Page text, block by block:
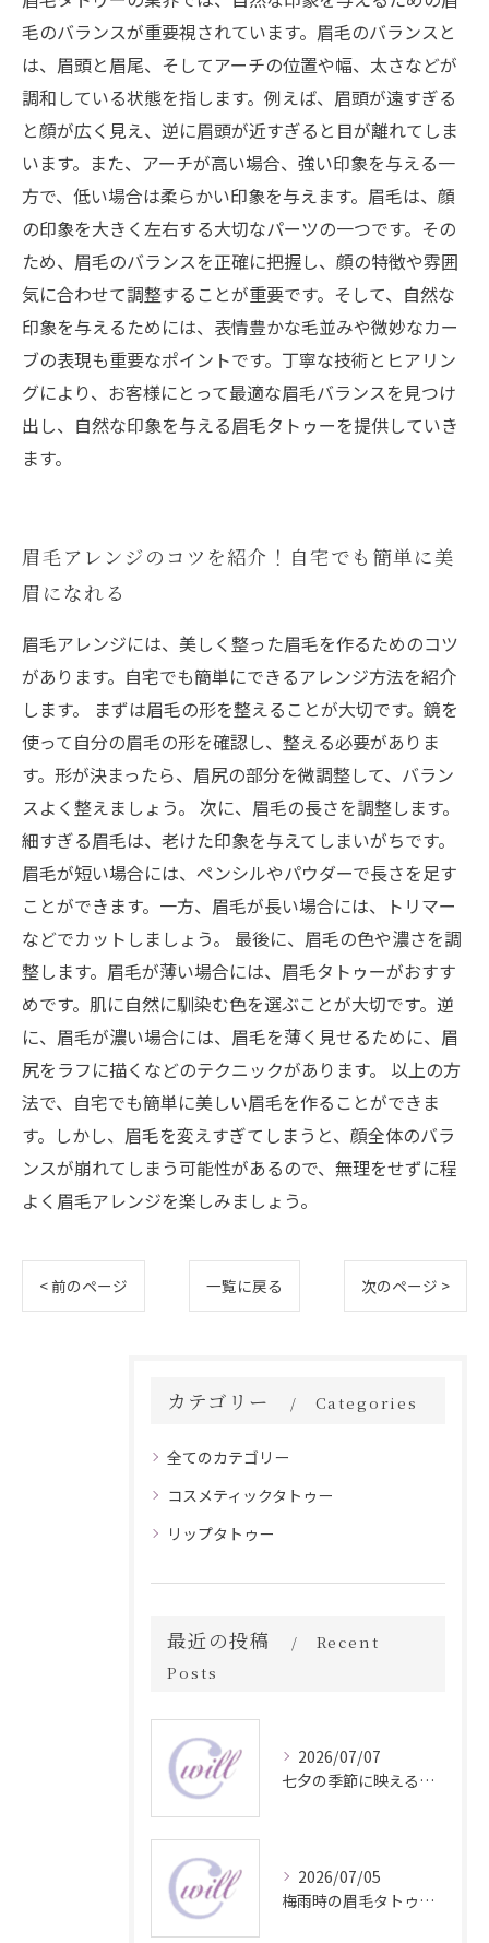
毛のバランスが重要視されています。眉毛のバランスと
は、眉頭と眉尾、そしてアーチの位置や幅、太さなどが
調和している状態を指します。例えば、眉頭が遠すぎる
と顔が広く見え、逆に眉頭が近すぎると目が離れてしま
います。また、アーチが高い場合、強い印象を与える一
方で、低い場合は柔らかい印象を与えます。眉毛は、顔
の印象を大きく左右する大切なパーツの一つです。その
ため、眉毛のバランスを正確に把握し、顔の特徴や雰囲
気に合わせて調整することが重要です。そして、自然な
印象を与えるためには、表情豊かな毛並みや微妙なカー
ブの表現も重要なポイントです。丁寧な技術とヒアリン
グにより、お客様にとって最適な眉毛バランスを見つけ
出し、自然な印象を与える眉毛タトゥーを提供していき
ます。
眉毛アレンジのコツを紹介！自宅でも簡単に美
眉になれる
眉毛アレンジには、美しく整った眉毛を作るためのコツ
があります。自宅でも簡単にできるアレンジ方法を紹介
します。 まずは眉毛の形を整えることが大切です。鏡を
使って自分の眉毛の形を確認し、整える必要がありま
す。形が決まったら、眉尻の部分を微調整して、バラン
スよく整えましょう。 次に、眉毛の長さを調整します。
細すぎる眉毛は、老けた印象を与えてしまいがちです。
眉毛が短い場合には、ペンシルやパウダーで長さを足す
ことができます。一方、眉毛が長い場合には、トリマー
などでカットしましょう。 最後に、眉毛の色や濃さを調
整します。眉毛が薄い場合には、眉毛タトゥーがおすす
めです。肌に自然に馴染む色を選ぶことが大切です。逆
に、眉毛が濃い場合には、眉毛を薄く見せるために、眉
尻をラフに描くなどのテクニックがあります。 以上の方
法で、自宅でも簡単に美しい眉毛を作ることができま
す。しかし、眉毛を変えすぎてしまうと、顔全体のバラ
ンスが崩れてしまう可能性があるので、無理をせずに程
よく眉毛アレンジを楽しみましょう。
< 前のページ 一覧に戻る 次のページ >
カテゴリー Categories
全てのカテゴリー
コスメティックタトゥー
リップタトゥー
最近の投稿
Recent
Posts
2026/07/07
七夕の季節に映える眉毛タトゥー技術
2026/07/05
梅雨時の眉毛タトゥー美容法